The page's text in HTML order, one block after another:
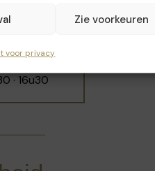
Zie voorkeuren
voor privacy
van het
in 1941
- 15u30
· 16u30